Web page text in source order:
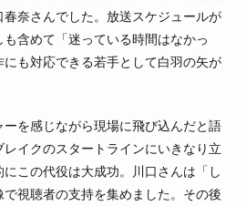
春奈さんでした。放送スケジュールが
含めて「迷っている時間はなかっ
も対応できる若手として白羽の矢が
を感じながら現場に飛び込んだと語
イクのスタートラインにいきなり立
この代役は大成功。川口さんは「し
視聴者の支持を集めました。その後